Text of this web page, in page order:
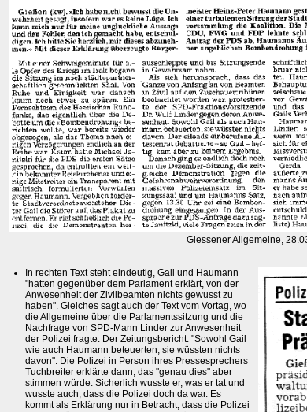
Giessener Allgemeine,
In rechten Text steht eindeutig, Gail und Haumann
"hatten gegenüber dem Parlament erklärt, von der
Anwesenheit der Zivilbeamten nichts gewusst zu
haben". Gleiches sagt auch der Text vom Vortag, wo
die Allgemeine über die Parlamentssitzung und die
Nachfrage von SPD-Mann Linder zur Anwesenheit
der Polizei fragte. Der Zeitungsbericht: "Sowohl Gail
wie auch Haumann beteuerten, sie wüssten nichts
davon". Die Polizei in Person ihres Pressesprechers
Tuchbreiter erklärte dann, das "genau dies" aber
stimmen würde. Sicherlich wusste er, was er tat und
wusste auch, dass die Polizei doch da war. Es
kommt als Erklärung nur in Betracht, dass die Polizei